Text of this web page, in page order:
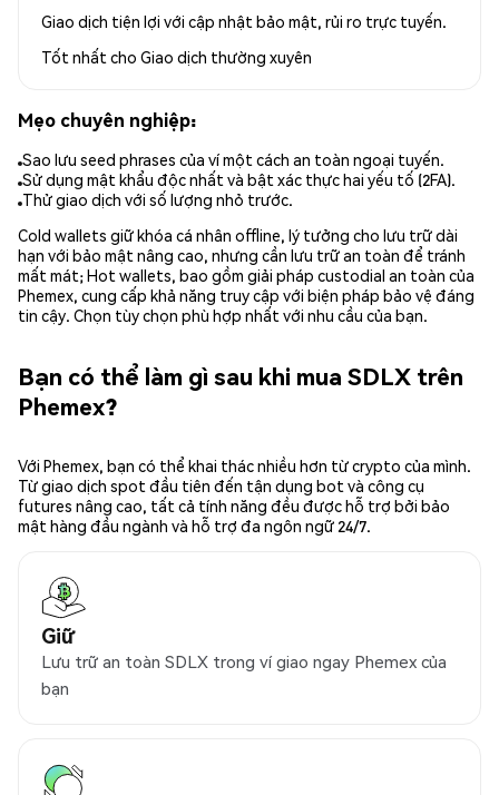
Giao dịch tiện lợi với cập nhật bảo mật, rủi ro trực tuyến.
Tốt nhất cho Giao dịch thường xuyên
Mẹo chuyên nghiệp:
Sao lưu seed phrases của ví một cách an toàn ngoại tuyến.
Sử dụng mật khẩu độc nhất và bật xác thực hai yếu tố (2FA).
Thử giao dịch với số lượng nhỏ trước.
Cold wallets giữ khóa cá nhân offline, lý tưởng cho lưu trữ dài
hạn với bảo mật nâng cao, nhưng cần lưu trữ an toàn để tránh
mất mát; Hot wallets, bao gồm giải pháp custodial an toàn của
Phemex, cung cấp khả năng truy cập với biện pháp bảo vệ đáng
tin cậy. Chọn tùy chọn phù hợp nhất với nhu cầu của bạn.
Bạn có thể làm gì sau khi mua SDLX trên
Phemex?
Với Phemex, bạn có thể khai thác nhiều hơn từ crypto của mình.
Từ giao dịch spot đầu tiên đến tận dụng bot và công cụ
futures nâng cao, tất cả tính năng đều được hỗ trợ bởi bảo
mật hàng đầu ngành và hỗ trợ đa ngôn ngữ 24/7.
Giữ
Lưu trữ an toàn SDLX trong ví giao ngay Phemex của
bạn